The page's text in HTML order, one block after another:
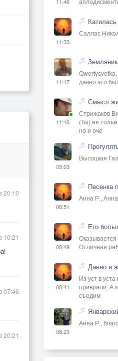
20:10
10:21
07:46
20:21
11:33
Саллас
11:17
давно это
11:16
Смысл
Стрижаков
(Ты) не
но и оче
09:03
Высоцкая
08:51
Песенка
Анна Р.,
08:49
Его
Отличная
08:41
Давно я
Из уст в
приврали, А
съедим
08:23
Анна Р.,